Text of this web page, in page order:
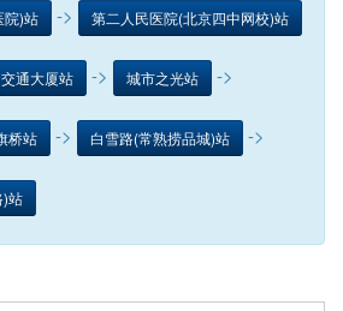
院)站 -> 第二人民医院(北京四中网校)站
交通大厦站 -> 城市之光站 ->
桥站 -> 白雪路(常熟捞品城)站 ->
)站